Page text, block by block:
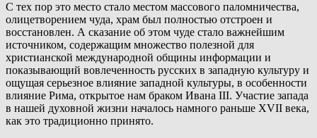
С тех пор это место стало местом массового паломничества,
олицетворением чуда, храм был полностью отстроен и
восстановлен. А сказание об этом чуде стало важнейшим
источником, содержащим множество полезной для
христианской международной общины информации и
показывающий вовлеченность русских в западную культуру и
ощущая серьезное влияние западной культуры, в особенности
влияние Рима, открытое нам браком Ивана III. Участие запада
в нашей духовной жизни началось намного раньше XVII века,
как это традиционно принято.